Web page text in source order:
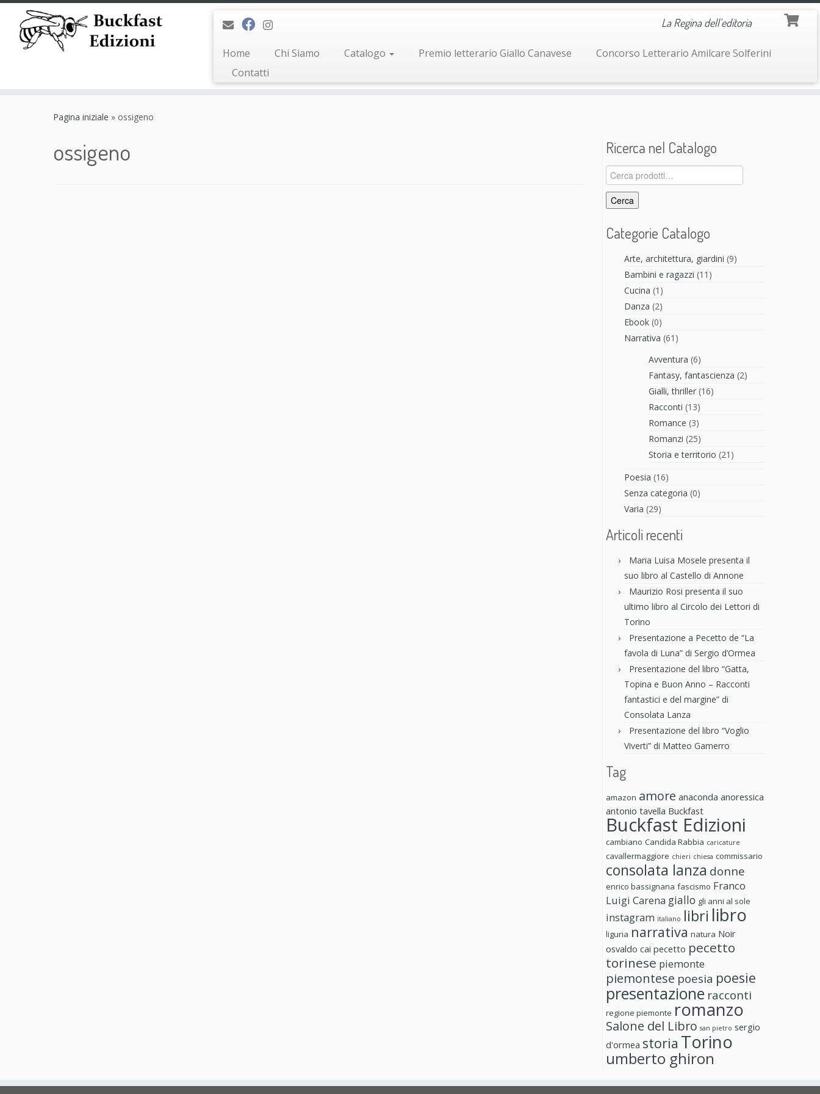
La Regina dell'editoria
Home Chi Siamo Catalogo Premio letterario Giallo Canavese
Concorso Letterario Amilcare Solferini
Contatti
Pagina iniziale » ossigeno
ossigeno Ricerca nel Catalogo
Cerca:
Cerca
Categorie Catalogo
Arte, architettura, giardini (9)
Bambini e ragazzi (11)
Cucina (1)
Danza (2)
Ebook (0)
Narrativa (61)
Avventura (6)
Fantasy, fantascienza (2)
Gialli, thriller (16)
Racconti (13)
Romance (3)
Romanzi (25)
Storia e territorio (21)
Poesia (16)
Senza categoria (0)
Varia (29)
Articoli recenti
Maria Luisa Mosele presenta il
suo libro al Castello di Annone
Maurizio Rosi presenta il suo
ultimo libro al Circolo dei Lettori di
Torino
Presentazione a Pecetto de “La
favola di Luna” di Sergio d’Ormea
Presentazione del libro “Gatta,
Topina e Buon Anno – Racconti
fantastici e del margine” di
Consolata Lanza
Presentazione del libro “Voglio
Viverti” di Matteo Gamerro
Tag
amazon amore anaconda anoressica
antonio tavella Buckfast
Buckfast Edizioni
cambiano Candida Rabbia caricature
cavallermaggiore chieri chiesa commissario
consolata lanza donne
enrico bassignana fascismo Franco
Luigi Carena giallo gli anni al sole
instagram italiano libri libro
liguria narrativa natura Noir
osvaldo cai pecetto pecetto
torinese piemonte
piemontese poesia poesie
presentazione racconti
regione piemonte romanzo
Salone del Libro san pietro sergio
d'ormea storia Torino
umberto ghiron